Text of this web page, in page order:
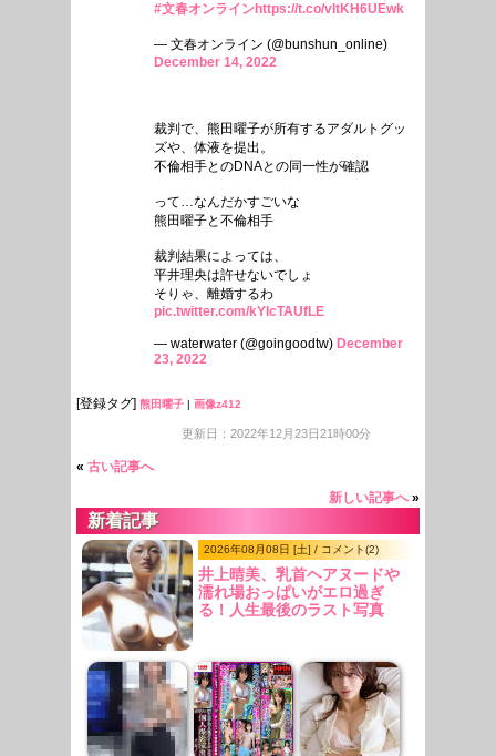
#文春オンラインhttps://t.co/vItKH6UEwk
— 文春オンライン (@bunshun_online)
December 14, 2022
裁判で、熊田曜子が所有するアダルトグッ
ズや、体液を提出。
不倫相手とのDNAとの同一性が確認
って…なんだかすごいな
熊田曜子と不倫相手
裁判結果によっては、
平井理央は許せないでしょ
そりゃ、離婚するわ
pic.twitter.com/kYIcTAUfLE
— waterwater (@goingoodtw) December
23, 2022
[登録タグ] 熊田曜子 | 画像z412
更新日：2022年12月23日21時00分
« 古い記事へ
新しい記事へ»
新着記事
2026年08月08日 [土] / コメント(2)
井上晴美、乳首ヘアヌードや
濡れ場おっぱいがエロ過ぎ
る！人生最後のラスト写真